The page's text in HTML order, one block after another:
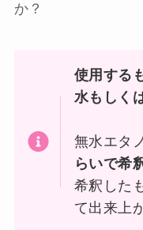
か？
使用する
水もしく
無水エタ
らいで希
希釈した
て出来上